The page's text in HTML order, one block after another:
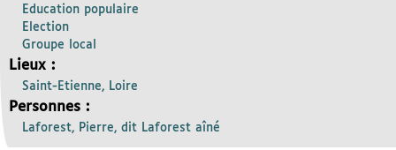
Education populaire
Election
Groupe local
Lieux :
Saint-Etienne, Loire
Personnes :
Laforest, Pierre, dit Laforest aîné